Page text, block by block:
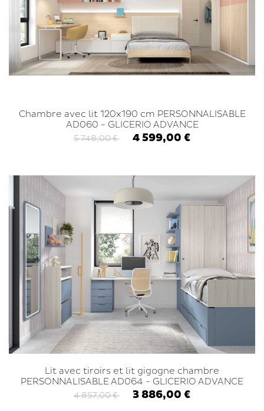
Chambre avec lit 120x190 cm PERSONNALISABLE
AD060 - GLICERIO ADVANCE
5 748,00 € 4 599,00 €
Lit avec tiroirs et lit gigogne chambre
PERSONNALISABLE AD064 - GLICERIO ADVANCE
4 857,00 € 3 886,00 €